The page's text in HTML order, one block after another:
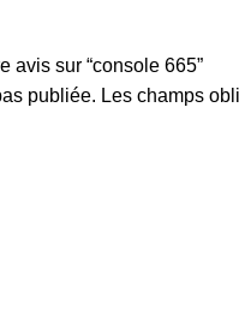
avis sur “console 665”
publiée. Les champs